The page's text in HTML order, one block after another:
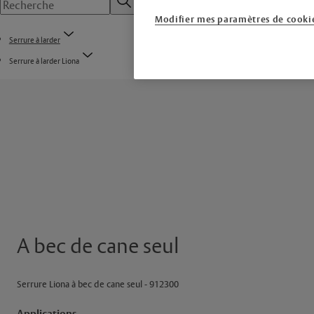
Serrure à larder
Serrure à larder Liona
A bec de cane seul
Serrure Liona à bec de cane seul - 912300
Modifier mes paramètres de